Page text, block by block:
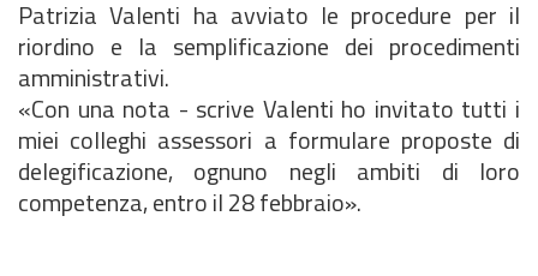
Patrizia Valenti ha avviato le procedure per il
riordino e la semplificazione dei procedimenti
amministrativi.
«Con una nota - scrive Valenti ho invitato tutti i
miei colleghi assessori a formulare proposte di
delegificazione, ognuno negli ambiti di loro
competenza, entro il 28 febbraio».